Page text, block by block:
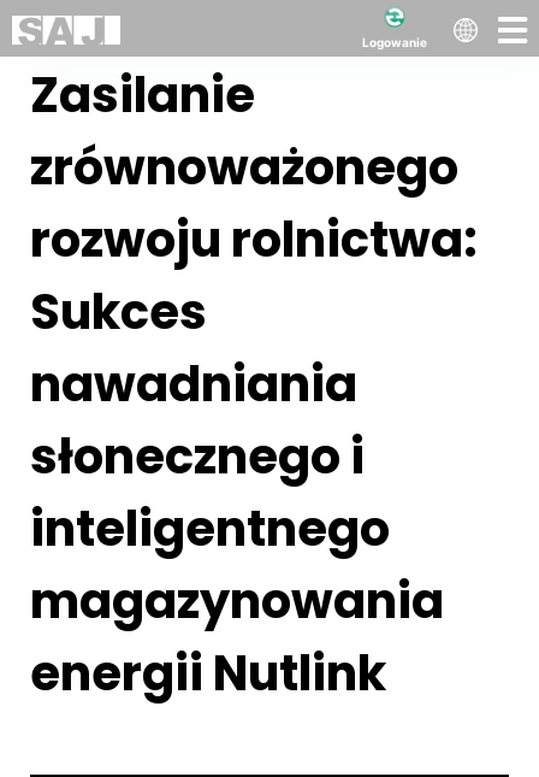
Logowanie
Zasilanie
zrównoważonego
rozwoju rolnictwa:
Sukces
nawadniania
słonecznego i
inteligentnego
magazynowania
energii Nutlink